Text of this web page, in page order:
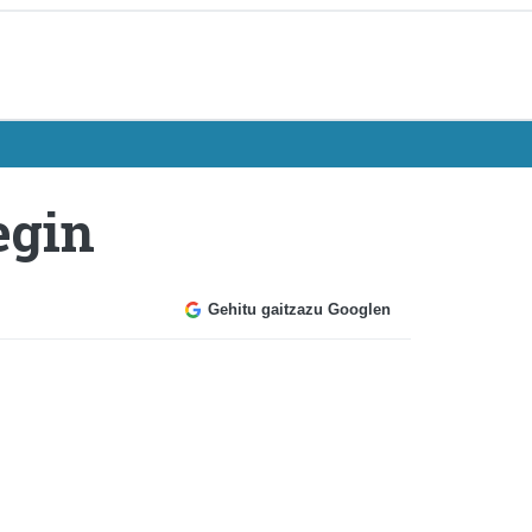
Gehitu gaitzazu Googlen